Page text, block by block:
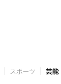
スポーツ 芸能